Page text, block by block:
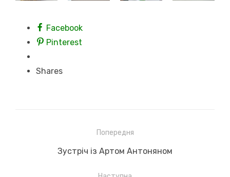
Facebook
Pinterest
Shares
записів
Попередня
Previous
Зустріч із Артом Антоняном